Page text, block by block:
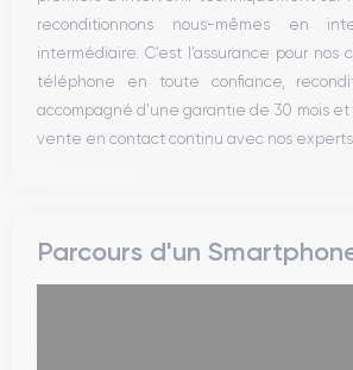
reconditionnons nous-mêmes en
intermédiaire. C’est l’assurance pour nos
téléphone en toute confiance,
accompagné d’une garantie de 30 mois et
vente en contact continu avec nos
Parcours d'un